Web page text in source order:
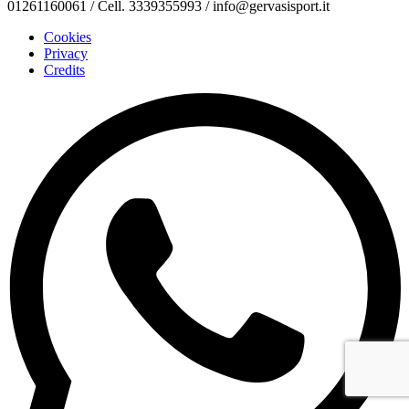
01261160061 / Cell. 3339355993 / info@gervasisport.it
Cookies
Privacy
Credits